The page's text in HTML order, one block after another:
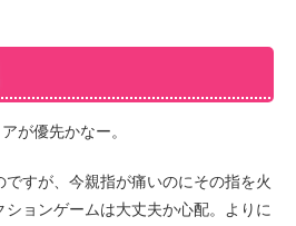
が優先かなー。
すが、今親指が痛いのにその指を火
ョンゲームは大丈夫か心配。よりに